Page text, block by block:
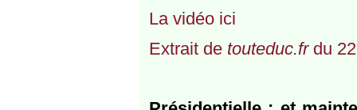
La vidéo ici
Extrait de touteduc.frdu